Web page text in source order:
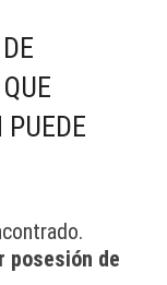
posesión de